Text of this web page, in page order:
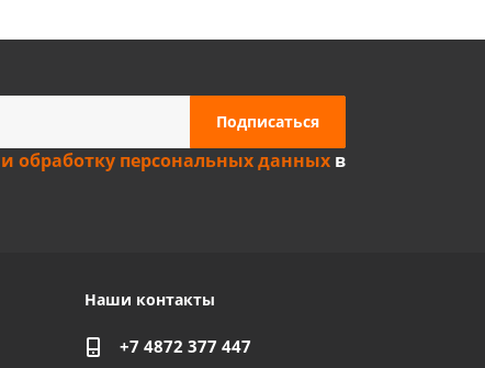
обработку персональных данныхв
Наши контакты
+7 4872 377 447